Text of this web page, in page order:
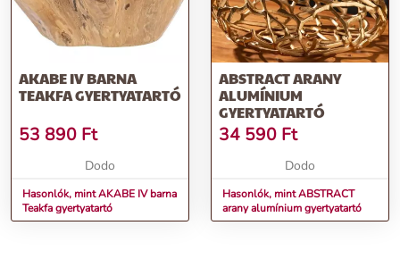
AKABE IV BARNA
TEAKFA GYERTYATARTÓ
53 890 Ft
Dodo
Hasonlók, mint AKABE IV barna
Teakfa gyertyatartó
ABSTRACT ARANY
ALUMÍNIUM
GYERTYATARTÓ
34 590 Ft
Dodo
Hasonlók, mint ABSTRACT
arany alumínium gyertyatartó